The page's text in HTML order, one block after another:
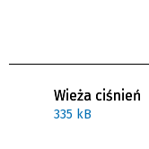
Wieża ciśnień
335 kB